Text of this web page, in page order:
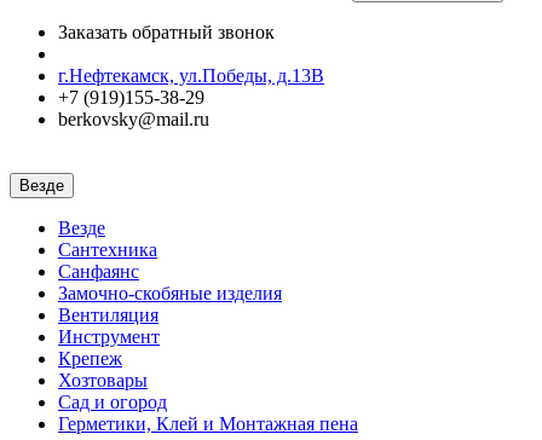
Заказать обратный звонок
г.Нефтекамск, ул.Победы, д.13В
+7 (919)155-38-29
berkovsky@mail.ru
Везде
Везде
Сантехника
Санфаянс
Замочно-скобяные изделия
Вентиляция
Инструмент
Крепеж
Хозтовары
Сад и огород
Герметики, Клей и Монтажная пена